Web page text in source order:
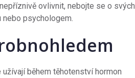
ovlivnit, nebojte se o svých
psychologem.
během těhotenství hormon